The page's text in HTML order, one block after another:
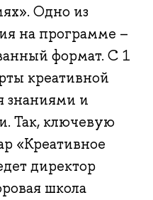
Одно из
на программе –
формат. С 1
креативной
знаниями и
Так, ключевую
«Креативное
директор
школа